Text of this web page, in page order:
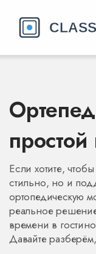
Если хотите,
стильно, но и
ортопедическую
реальное
времени в
Давайте